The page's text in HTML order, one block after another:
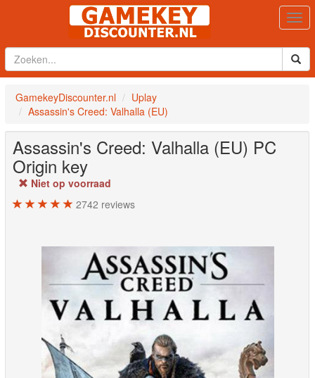
GamekeyDiscounter.nl
Uplay
Assassin's Creed: Valhalla (EU)
Assassin's Creed: Valhalla (EU) PC
Origin key
Niet op voorraad
2742 reviews